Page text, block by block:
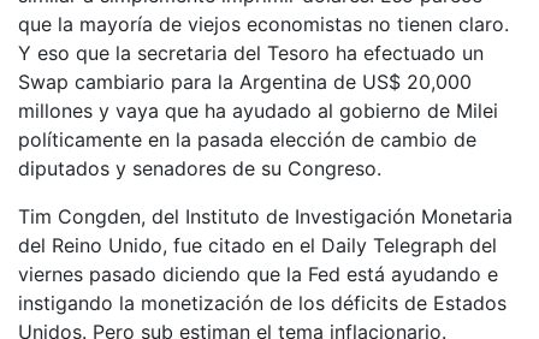
que la mayoría de viejos economistas no tienen claro.
Y eso que la secretaria del Tesoro ha efectuado un
Swap cambiario para la Argentina de US$ 20,000
millones y vaya que ha ayudado al gobierno de Milei
políticamente en la pasada elección de cambio de
diputados y senadores de su Congreso.
Tim Congden, del Instituto de Investigación Monetaria
del Reino Unido, fue citado en el Daily Telegraph del
viernes pasado diciendo que la Fed está ayudando e
instigando la monetización de los déficits de Estados
Unidos. Pero sub estiman el tema inflacionario.